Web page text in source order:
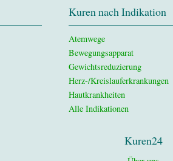
Kuren nach Indikation
Atemwege
Bewegungsapparat
Gewichtsreduzierung
Herz-/Kreislauferkrankungen
Hautkrankheiten
Alle Indikationen
Kuren24